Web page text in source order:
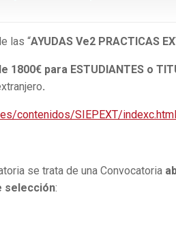
las “AYUDAS Ve2 PRACTICAS
1800€ para ESTUDIANTES o
.
contenidos/SIEPEXT/indexc.html
se trata de una Convocatoria
selección: